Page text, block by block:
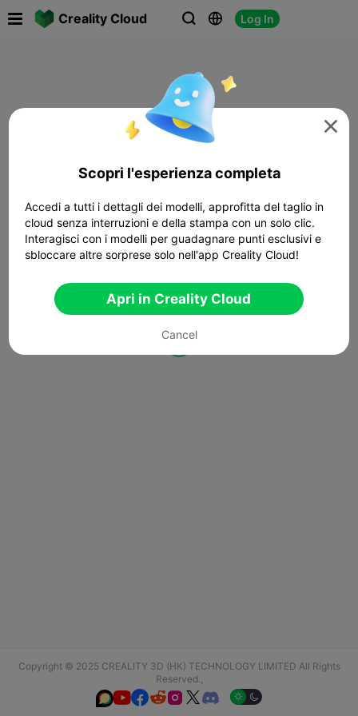
Creality Cloud   Log In
Copyright © 2025 CREALITY 3D (HK) TECHNOLOGY LIMITED All Rights
Reserved.,
  

Scopri l'esperienza completa
Accedi a tutti i dettagli dei modelli, approfitta del taglio in
cloud senza interruzioni e della stampa con un solo clic.
Interagisci con i modelli per guadagnare punti esclusivi e
sbloccare altre sorprese solo nell'app Creality Cloud!
Apri in Creality Cloud
Cancel